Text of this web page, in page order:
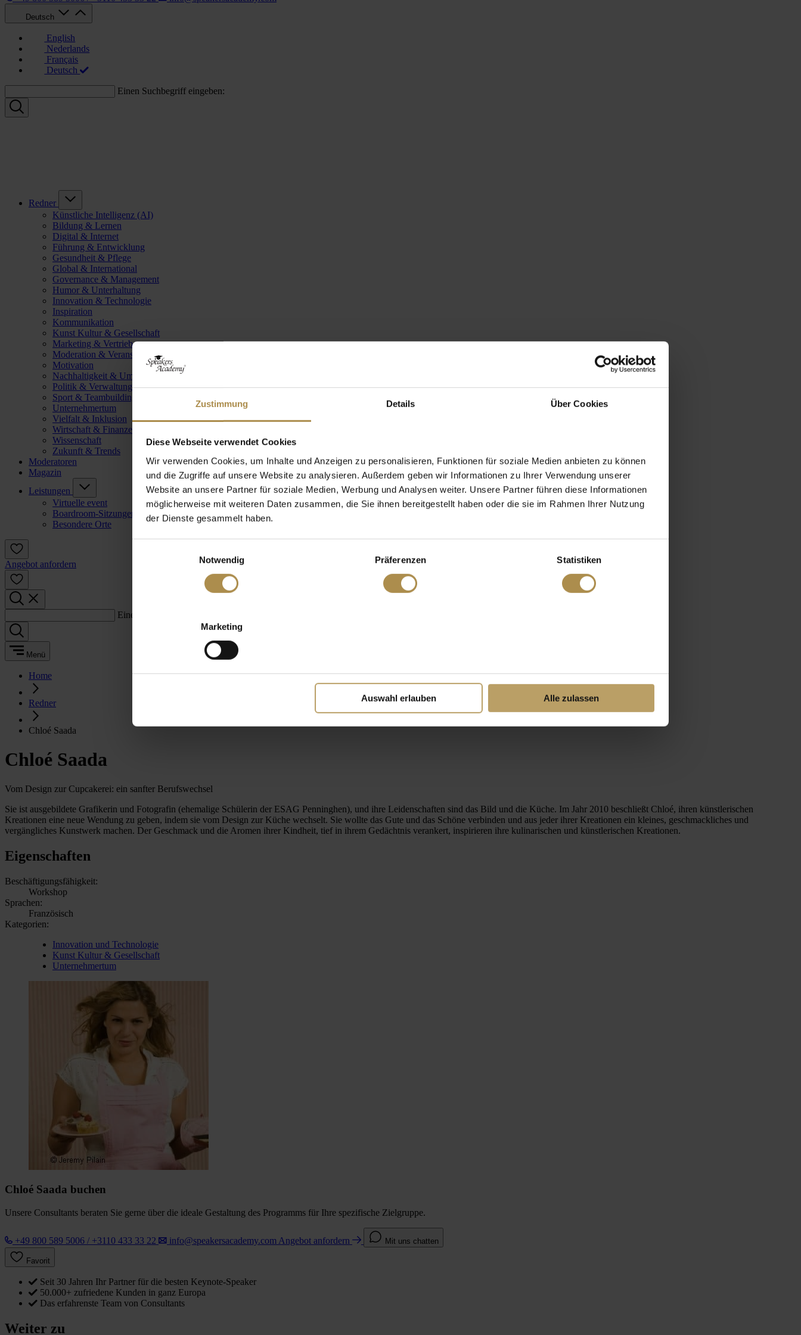
Zustimmung Details Über Cookies
Diese Webseite verwendet Cookies
Wir verwenden Cookies, um Inhalte und Anzeigen zu personalisieren, Funktionen für soziale Medien anbieten zu können
und die Zugriffe auf unsere Website zu analysieren. Außerdem geben wir Informationen zu Ihrer Verwendung unserer
Website an unsere Partner für soziale Medien, Werbung und Analysen weiter. Unsere Partner führen diese Informationen
möglicherweise mit weiteren Daten zusammen, die Sie ihnen bereitgestellt haben oder die sie im Rahmen Ihrer Nutzung
der Dienste gesammelt haben.
Notwendig
Präferenzen Statistiken
Marketing
Auswahl erlauben Alle zulassen
Deutsch
English
Nederlands
Français
Deutsch
Einen Suchbegriff eingeben:
Redner
Künstliche Intelligenz (AI)
Bildung & Lernen
Digital & Internet
Führung & Entwicklung
Gesundheit & Pflege
Global & International
Governance & Management
Humor & Unterhaltung
Innovation & Technologie
Inspiration
Kommunikation
Kunst Kultur & Gesellschaft
Marketing & Vertrieb
Moderation & Veranstaltungsleitung
Motivation
Nachhaltigkeit & Umwelt
Politik & Verwaltung
Sport & Teambuilding
Unternehmertum
Vielfalt & Inklusion
Wirtschaft & Finanzen
Wissenschaft
Zukunft & Trends
Moderatoren
Magazin
Leistungen
Virtuelle event
Boardroom-Sitzungen
Besondere Orte
Angebot anfordern
Einen Suchbegriff eingeben:
Menü
Home
Redner
Chloé Saada
Chloé Saada
Vom Design zur Cupcakerei: ein sanfter Berufswechsel
Sie ist ausgebildete Grafikerin und Fotografin (ehemalige Schülerin der ESAG Penninghen), und ihre Leidenschaften sind das Bild und die Küche. Im Jahr 2010 beschließt Chloé, ihren künstlerischen
Kreationen eine neue Wendung zu geben, indem sie vom Design zur Küche wechselt. Sie wollte das Gute und das Schöne verbinden und aus jeder ihrer Kreationen ein kleines, geschmackliches und
vergängliches Kunstwerk machen. Der Geschmack und die Aromen ihrer Kindheit, tief in ihrem Gedächtnis verankert, inspirieren ihre kulinarischen und künstlerischen Kreationen.
Eigenschaften
Beschäftigungsfähigkeit:
Workshop
Sprachen:
Französisch
Kategorien:
Innovation und Technologie
Kunst Kultur & Gesellschaft
Unternehmertum
Chloé Saada buchen
Unsere Consultants beraten Sie gerne über die ideale Gestaltung des Programms für Ihre spezifische Zielgruppe.
+49 800 589 5006 / +3110 433 33 22 info@speakersacademy.com Angebot anfordern Mit uns chatten
Favorit
Seit 30 Jahren Ihr Partner für die besten Keynote-Speaker
50.000+ zufriedene Kunden in ganz Europa
Das erfahrenste Team von Consultants
Weiter zu